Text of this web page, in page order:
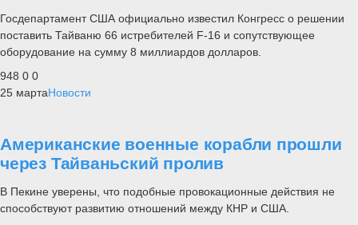
Госдепартамент США официально известил Конгресс о решении
поставить Тайваню 66 истребителей F-16 и сопутствующее
оборудование на сумму 8 миллиардов долларов.
948 0 0
25 мартаНовости
Американские военные корабли прошли
через Тайваньский пролив
В Пекине уверены, что подобные провокационные действия не
способствуют развитию отношений между КНР и США.